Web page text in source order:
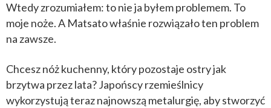
Wtedy zrozumiałem: to nie ja byłem problemem. To
moje noże. A Matsato właśnie rozwiązało ten problem
na zawsze.
Chcesz nóż kuchenny, który pozostaje ostry jak
brzytwa przez lata? Japońscy rzemieślnicy
wykorzystują teraz najnowszą metalurgię, aby stworzyć